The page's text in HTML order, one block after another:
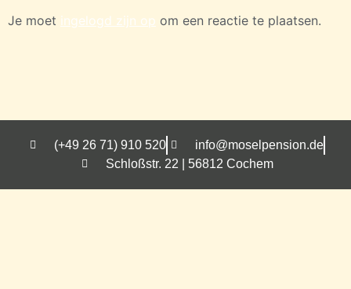
Je moet ingelogd zijn op om een reactie te plaatsen.
(+49 26 71) 910 520
info@moselpension.de
Schloßstr. 22 | 56812 Cochem